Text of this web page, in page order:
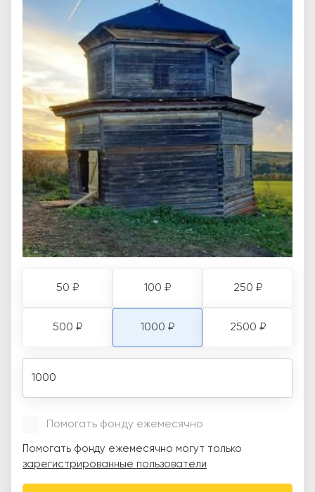
50 ₽ 100 ₽ 250 ₽
500 ₽ 1000 ₽ 2500 ₽
Помогать фонду ежемесячно
Помогать фонду ежемесячно могут только
зарегистрированные пользователи